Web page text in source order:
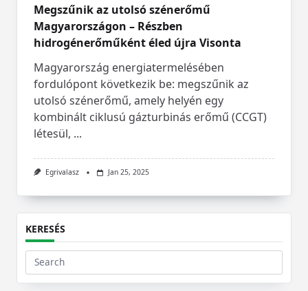
Megszűnik az utolsó szénerőmű
Magyarországon – Részben
hidrogénerőműként éled újra Visonta
Magyarország energiatermelésében
fordulópont következik be: megszűnik az
utolsó szénerőmű, amely helyén egy
kombinált ciklusú gázturbinás erőmű (CCGT)
létesül, ...
Egrivalasz Jan 25, 2025
KERESÉS
Search
for: